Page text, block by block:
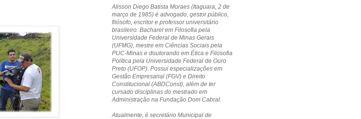
Alisson Diego Batista Moraes (Itaguara, 2 de
março de 1985) é advogado, gestor público,
filósofo, escritor e professor universitário
brasileiro. Bacharel em Filosofia pela
Universidade Federal de Minas Gerais
(UFMG), mestre em Ciências Sociais pela
PUC-Minas e doutorando em Ética e Filosofia
Política pela Universidade Federal de Ouro
Preto (UFOP). Possui especializações em
Gestão Empresarial (FGV) e Direito
Constitucional (ABDConst), além de ter
cursado disciplinas do mestrado em
Administração na Fundação Dom Cabral.
Atualmente, é secretário Municipal de